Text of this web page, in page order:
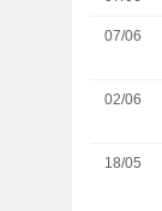
07/06
02/06
18/05